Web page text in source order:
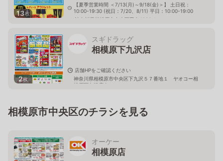
13枚
【夏季営業時間 ＜7/13(月)～9/18(金)＞】 土日祝：
10:00-19:30 (祝日：7/20、8/11) 平日：10:00-19:00
神奈川県相模原市中央区田名4306-1
2枚
スギドラッグ
相模原下九沢店
店舗HPをご確認ください
神奈川県相模原市中央区下九沢５７番地１ ヤオコー相
模原下九沢店内
相模原市中央区のチラシを見る
オーケー
相模原店